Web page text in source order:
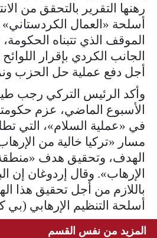
رهنها التقرير بالتحقق من
أسلحة «العمال الكردستاني»
الموقف الذي تتبناه
الجانب الكردي بإقرار اللوائح
أجل دفع عملية حل الحزب
وأكد الرئيس التركي رجب
الأسبوع الماضي، عزم
في «عملية السلام»، التي
مسار «تركيا خالية من
الهدف، وتحقيق هدف
الإرهاب». وقال إردوغان إن
باللازم من أجل تحقيق هذا
أسلحة التنظيم الإرهابي (بي
المزيد من نفس القسم